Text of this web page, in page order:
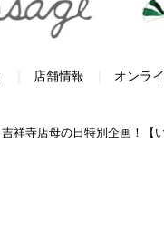
店舗情報 オンラ
吉祥寺店母の日特別企画！【